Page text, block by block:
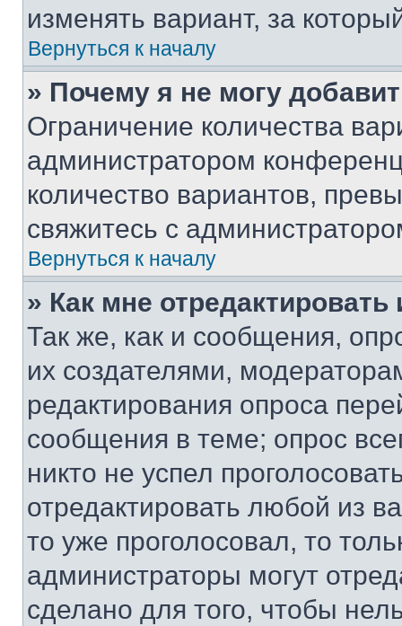
изменять вариант, за
Вернуться к началу
» Почему я не могу
Ограничение количества
администратором
количество вариантов,
свяжитесь с
Вернуться к началу
» Как мне
Так же, как и сообщения,
их создателями,
редактирования опроса
сообщения в теме; опрос
никто не успел
отредактировать любой из
то уже проголосовал, то
администраторы могут
сделано для того, чтобы